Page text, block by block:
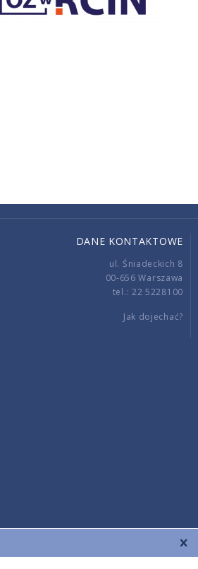
DANE KONTAKTOWE
ul. Śniadeckich 8
00-656 Warszawa
tel.: 22 5228100
Jak dojechać?